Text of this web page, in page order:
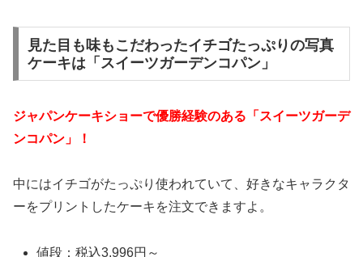
見た目も味もこだわったイチゴたっぷりの写真
ケーキは「スイーツガーデンコパン」
ジャパンケーキショーで優勝経験のある「スイーツガーデ
ンコパン」！
中にはイチゴがたっぷり使われていて、好きなキャラクタ
ーをプリントしたケーキを注文できますよ。
値段：税込3,996円～